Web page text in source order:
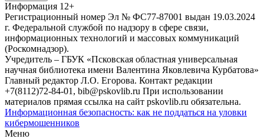
Информация 12+
Регистрационный номер Эл № ФС77-87001 выдан 19.03.2024
г. Федеральной службой по надзору в сфере связи,
информационных технологий и массовых коммуникаций
(Роскомнадзор).
Учредитель – ГБУК «Псковская областная универсальная
научная библиотека имени Валентина Яковлевича Курбатова»
Главный редактор Л.О. Егорова. Контакт редакции
+7(8112)72-84-01, bib@pskovlib.ru При использовании
материалов прямая ссылка на сайт pskovlib.ru обязательна.
Информационная безопасность: как не поддаться на уловки
кибермошенников
Меню